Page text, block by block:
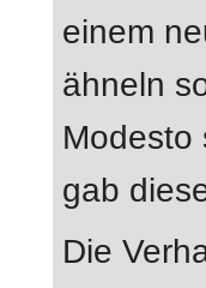
einem
ähneln
Modesto
gab
Die